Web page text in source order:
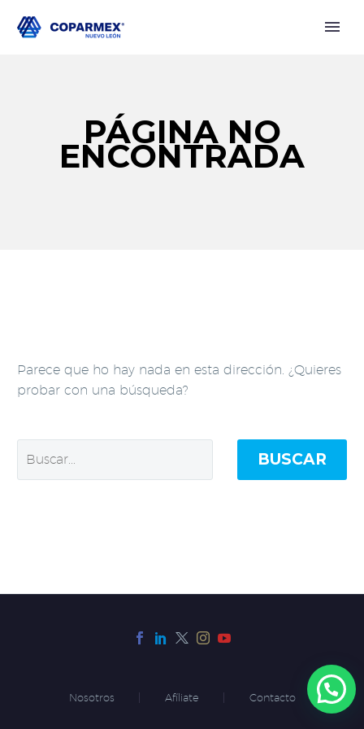
PÁGINA NO
ENCONTRADA
Parece que ho hay nada en esta dirección. ¿Quieres
probar con una búsqueda?
BUSCAR
Nosotros Afíliate Contacto